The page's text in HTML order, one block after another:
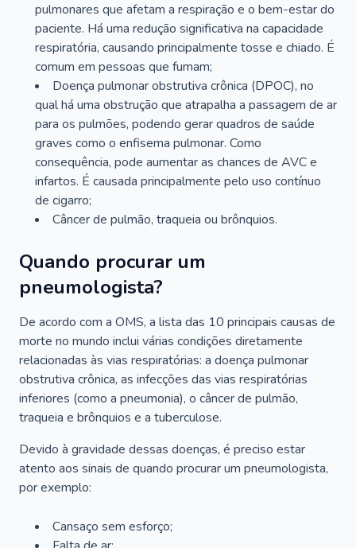
pulmonares que afetam a respiração e o bem-estar do
paciente. Há uma redução significativa na capacidade
respiratória, causando principalmente tosse e chiado. É
comum em pessoas que fumam;
Doença pulmonar obstrutiva crônica (DPOC), no
qual há uma obstrução que atrapalha a passagem de ar
para os pulmões, podendo gerar quadros de saúde
graves como o enfisema pulmonar. Como
consequência, pode aumentar as chances de AVC e
infartos. É causada principalmente pelo uso contínuo
de cigarro;
Câncer de pulmão, traqueia ou brônquios.
Quando procurar um
pneumologista?
De acordo com a OMS, a lista das 10 principais causas de
morte no mundo inclui várias condições diretamente
relacionadas às vias respiratórias: a doença pulmonar
obstrutiva crônica, as infecções das vias respiratórias
inferiores (como a pneumonia), o câncer de pulmão,
traqueia e brônquios e a tuberculose.
Devido à gravidade dessas doenças, é preciso estar
atento aos sinais de quando procurar um pneumologista,
por exemplo:
Cansaço sem esforço;